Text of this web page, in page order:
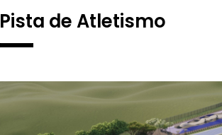
Pista de Atletismo